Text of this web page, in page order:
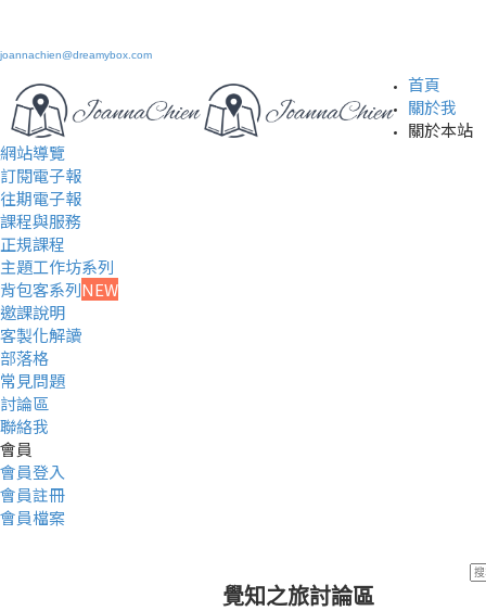
joannachien@dreamybox.com
首頁
關於我
關於本站
網站導覽
訂閱電子報
往期電子報
課程與服務
正規課程
主題工作坊系列
背包客系列NEW
邀課說明
客製化解讀
部落格
常見問題
討論區
聯絡我
會員
會員登入
會員註冊
會員檔案
覺知之旅討論區